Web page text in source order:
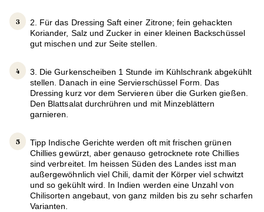
2. Für das Dressing Saft einer Zitrone; fein gehackten
Koriander, Salz und Zucker in einer kleinen Backschüssel
gut mischen und zur Seite stellen.
3. Die Gurkenscheiben 1 Stunde im Kühlschrank abgekühlt
stellen. Danach in eine Servierschüssel Form. Das
Dressing kurz vor dem Servieren über die Gurken gießen.
Den Blattsalat durchrühren und mit Minzeblättern
garnieren.
Tipp Indische Gerichte werden oft mit frischen grünen
Chillies gewürzt, aber genauso getrocknete rote Chillies
sind verbreitet. Im heissen Süden des Landes isst man
außergewöhnlich viel Chili, damit der Körper viel schwitzt
und so gekühlt wird. In Indien werden eine Unzahl von
Chilisorten angebaut, von ganz milden bis zu sehr scharfen
Varianten.